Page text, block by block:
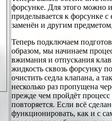
форсунке. Для этого можно
приделывается к форсунке
заменён и другим
Теперь подключаем
образом, мы начинаем
вжимания и отпускания
жидкость сквозь форсунку
очистить седла клапана, а
несколько раз пропущена
прежде чем пройдёт
повторяется. Если всё
функционировать, как и с